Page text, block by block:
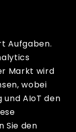
Aufgaben.
Markt wird
wobei
und AIoT den
Sie den